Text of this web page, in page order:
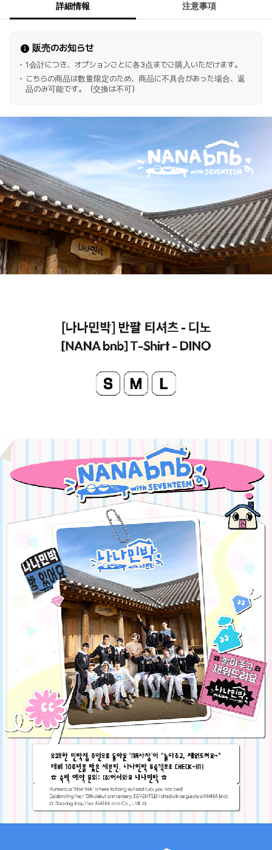
詳細情報 注意事項
販売のお知らせ
1会計につき、オプションごとに各3点までご購入いただけます。
こちらの商品は数量限定のため、商品に不具合があった場合、返
品のみ可能です。（交換は不可）